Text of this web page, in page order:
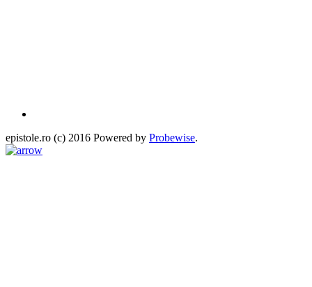
epistole.ro (c) 2016 Powered by Probewise.